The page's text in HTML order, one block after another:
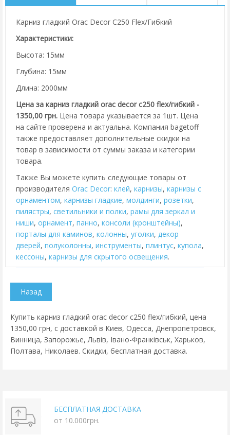
Карниз гладкий Orac Decor C250 Flex/Гибкий
Характеристики:
Высота: 15мм
Глубина: 15мм
Длина: 2000мм
Цена за карниз гладкий orac decor c250 flex/гибкий -
1350,00 грн. Цена товара указывается за 1шт. Цена
на сайте проверена и актуальна. Компания bagetoff
также предоставляет дополнительные скидки на
товар в зависимости от суммы заказа и категории
товара.
Также Вы можете купить следующие товары от
производителя Orac Decor: клей, карнизы, карнизы с
орнаментом, карнизы гладкие, молдинги, розетки,
пилястры, cветильники и полки, рамы для зеркал и
ниши, орнамент, панно, консоли (кронштейны),
порталы для каминов, колонны, уголки, декор
дверей, полуколонны, инструменты, плинтус, купола,
кессоны, карнизы для скрытого освещения.
Купить карниз гладкий orac decor c250 flex/гибкий, цена
1350,00 грн, с доставкой в Киев, Одесса, Днепропетровск,
Винница, Запорожье, Львів, Івано-Франківськ, Харьков,
Полтава, Николаев. Скидки, бесплатная доставка.
БЕСПЛАТНАЯ ДОСТАВКА
от 10.000грн.